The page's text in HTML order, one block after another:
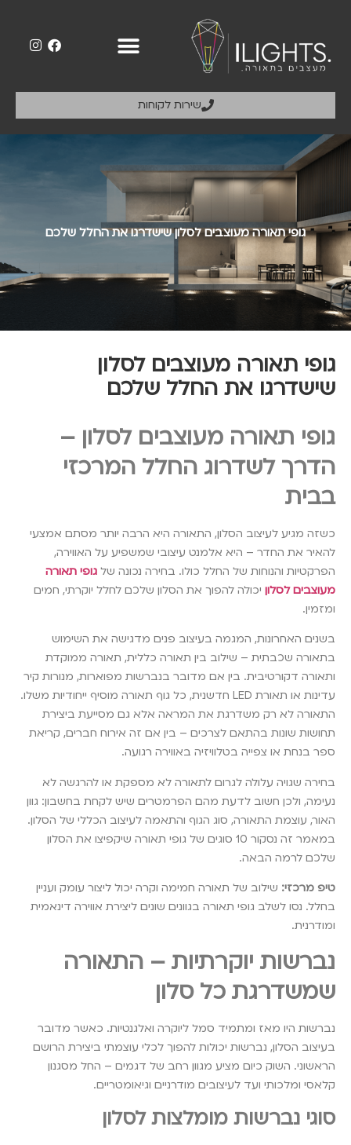
שירות לקוחות
גופי תאורה מעוצבים לסלון שישדרגו את החלל שלכם
גופי תאורה מעוצבים לסלון
שישדרגו את החלל שלכם
גופי תאורה מעוצבים לסלון –
הדרך לשדרוג החלל המרכזי
בבית
כשזה מגיע לעיצוב הסלון, התאורה היא הרבה יותר מסתם אמצעי
להאיר את החדר – היא אלמנט עיצובי שמשפיע על האווירה,
הפרקטיות והנוחות של החלל כולו. בחירה נכונה של גופי תאורה
מעוצבים לסלון יכולה להפוך את הסלון שלכם לחלל יוקרתי, חמים
ומזמין.
בשנים האחרונות, המגמה בעיצוב פנים מדגישה את השימוש
בתאורה שכבתית – שילוב בין תאורה כללית, תאורה ממוקדת
ותאורה דקורטיבית. בין אם מדובר בנברשות מפוארות, מנורות קיר
עדינות או תאורת LED חדשנית, כל גוף תאורה מוסיף ייחודיות משלו.
התאורה לא רק משדרגת את המראה אלא גם מסייעת ביצירת
תחושות שונות בהתאם לצרכים – בין אם זה אירוח חברים, קריאת
ספר בנחת או צפייה בטלוויזיה באווירה רגועה.
בחירה שגויה עלולה לגרום לתאורה לא מספקת או להרגשה לא
נעימה, ולכן חשוב לדעת מהם הפרמטרים שיש לקחת בחשבון: גוון
האור, עוצמת התאורה, סוג הגוף והתאמה לעיצוב הכללי של הסלון.
במאמר זה נסקור 10 סוגים של גופי תאורה שיקפיצו את הסלון
שלכם לרמה הבאה.
טיפ מרכזי: שילוב של תאורה חמימה וקרה יכול ליצור עומק ועניין
בחלל. נסו לשלב גופי תאורה בגוונים שונים ליצירת אווירה דינאמית
ומודרנית.
נברשות יוקרתיות – התאורה
שמשדרגת כל סלון
נברשות היו מאז ומתמיד סמל ליוקרה ואלגנטיות. כאשר מדובר
בעיצוב הסלון, נברשות יכולות להפוך לכלי עוצמתי ביצירת הרושם
הראשוני. השוק כיום מציע מגוון רחב של דגמים – החל מסגנון
קלאסי ומלכותי ועד לעיצובים מודרניים וגיאומטריים.
סוגי נברשות מומלצות לסלון